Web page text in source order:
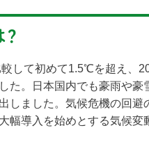
して初めて1.5℃を超え、
た。日本国内でも豪雨や豪
しました。気候危機の回避
幅導入を始めとする気候変